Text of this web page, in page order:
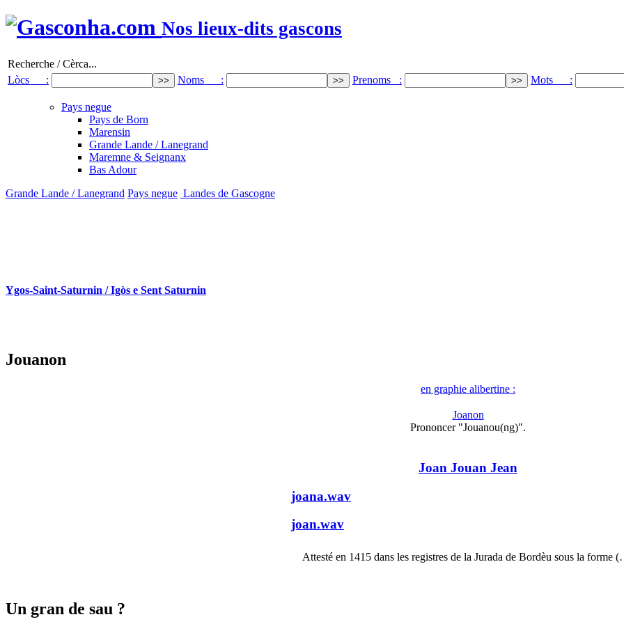
Nos lieux-dits gascons
Recherche / Cèrca...
Lòcs :
Noms : Prenoms : Mots :
Pays negue
Pays de Born
Marensin
Grande Lande / Lanegrand
Maremne & Seignanx
Bas Adour
Grande Lande / Lanegrand Pays negue Landes de Gascogne
Ygos-Saint-Saturnin / Igòs e Sent Saturnin
Jouanon
en graphie alibertine :
Joanon
Prononcer "Jouanou(ng)".
Joan Jouan Jean
joana.wav
joan.wav
Attesté en 1415 dans les registres de la Jurada de Bordèu sous la forme
Un gran de sau ?